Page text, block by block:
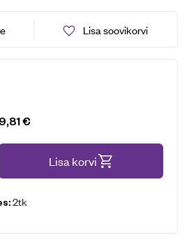
Lisa soovikorvi
€
Lisa korvi
2tk